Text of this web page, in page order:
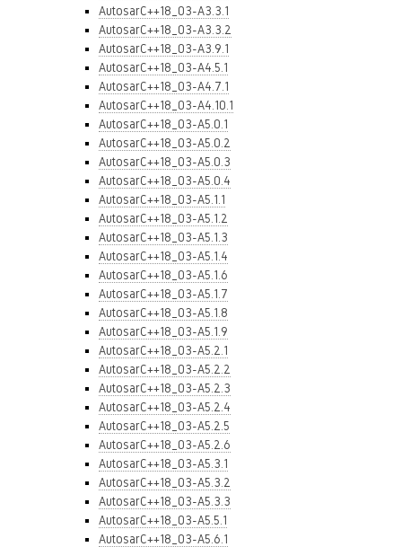
AutosarC++18_03-A3.3.1
AutosarC++18_03-A3.3.2
AutosarC++18_03-A3.9.1
AutosarC++18_03-A4.5.1
AutosarC++18_03-A4.7.1
AutosarC++18_03-A4.10.1
AutosarC++18_03-A5.0.1
AutosarC++18_03-A5.0.2
AutosarC++18_03-A5.0.3
AutosarC++18_03-A5.0.4
AutosarC++18_03-A5.1.1
AutosarC++18_03-A5.1.2
AutosarC++18_03-A5.1.3
AutosarC++18_03-A5.1.4
AutosarC++18_03-A5.1.6
AutosarC++18_03-A5.1.7
AutosarC++18_03-A5.1.8
AutosarC++18_03-A5.1.9
AutosarC++18_03-A5.2.1
AutosarC++18_03-A5.2.2
AutosarC++18_03-A5.2.3
AutosarC++18_03-A5.2.4
AutosarC++18_03-A5.2.5
AutosarC++18_03-A5.2.6
AutosarC++18_03-A5.3.1
AutosarC++18_03-A5.3.2
AutosarC++18_03-A5.3.3
AutosarC++18_03-A5.5.1
AutosarC++18_03-A5.6.1